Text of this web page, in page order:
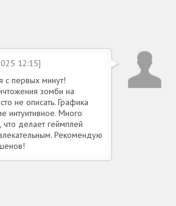
12:15]
с первых минут!
зомби на
не описать. Графика
интуитивное. Много
что делает геймплей
Рекомендую